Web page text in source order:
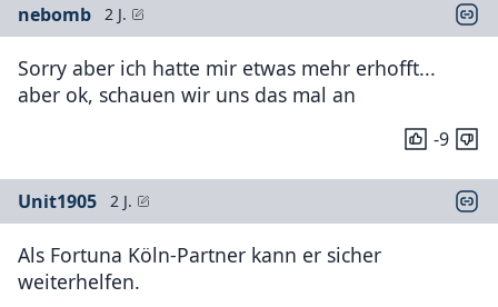
nebomb 2 J.
Sorry aber ich hatte mir etwas mehr erhofft...
aber ok, schauen wir uns das mal an
-9
Unit1905 2 J.
Als Fortuna Köln-Partner kann er sicher
weiterhelfen.